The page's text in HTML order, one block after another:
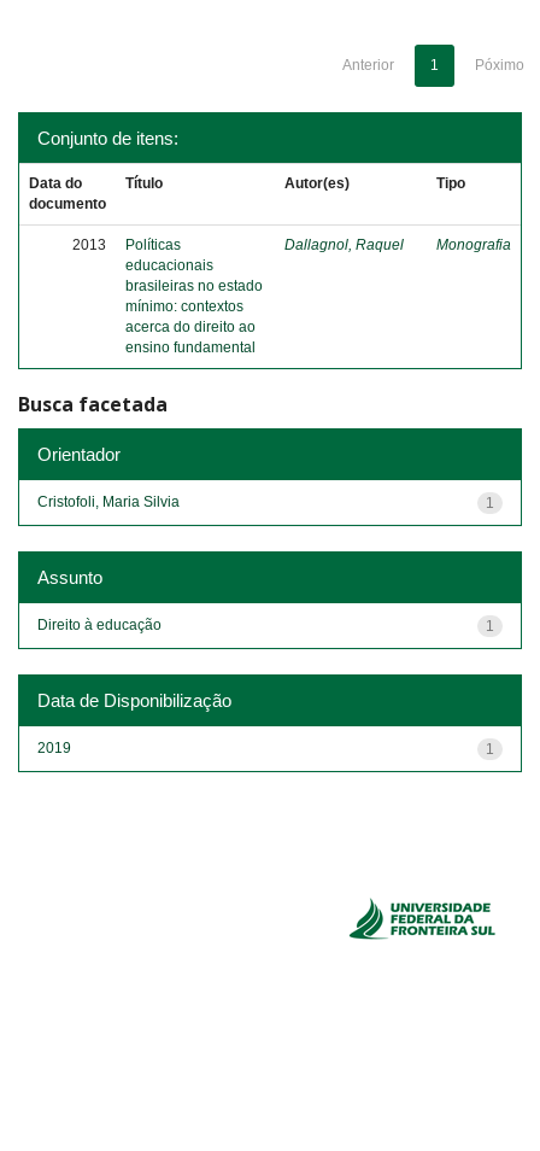
Anterior 1 Póximo
Conjunto de itens:
Data do
documento
Título Autor(es) Tipo
2013
Políticas
educacionais
brasileiras no estado
mínimo: contextos
acerca do direito ao
ensino fundamental
Dallagnol, Raquel Monografia
Busca facetada
Orientador
1
Cristofoli, Maria Silvia
Assunto
1
Direito à educação
Data de Disponibilização
1
2019